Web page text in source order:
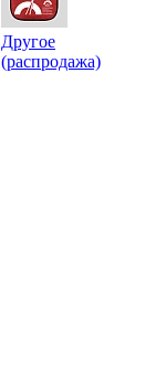
Другое
(распродажа)